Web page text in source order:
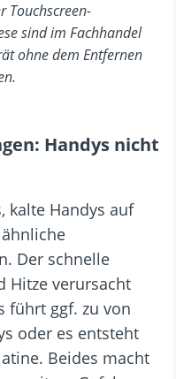
Touchscreen-
sind im Fachhandel
ohne dem Entfernen
Handys nicht
kalte Handys auf
Der schnelle
Hitze verursacht
führt ggf. zu von
oder es entsteht
Beides macht